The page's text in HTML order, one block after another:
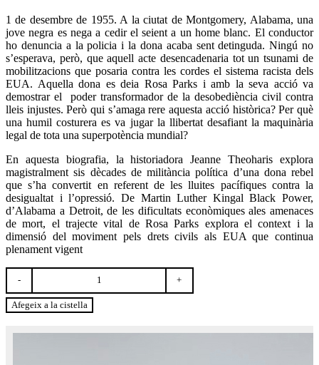
1 de desembre de 1955. A la ciutat de Montgomery, Alabama, una
jove negra es nega a cedir el seient a un home blanc. El conductor
ho denuncia a la policia i la dona acaba sent detinguda. Ningú no
s’esperava, però, que aquell acte desencadenaria tot un tsunami de
mobilitzacions que posaria contra les cordes el sistema racista dels
EUA. Aquella dona es deia Rosa Parks i amb la seva acció va
demostrar el poder transformador de la desobediència civil contra
lleis injustes. Però qui s’amaga rere aquesta acció històrica? Per què
una humil costurera es va jugar la llibertat desafiant la maquinària
legal de tota una superpotència mundial?
En aquesta biografia, la historiadora Jeanne Theoharis explora
magistralment sis dècades de militància política d’una dona rebel
que s’ha convertit en referent de les lluites pacífiques contra la
desigualtat i l’opressió. De Martin Luther Kingal Black Power,
d’Alabama a Detroit, de les dificultats econòmiques ales amenaces
de mort, el trajecte vital de Rosa Parks explora el context i la
dimensió del moviment pels drets civils als EUA que continua
plenament vigent
quantitat
La
vida
de
Afegeix a la cistella